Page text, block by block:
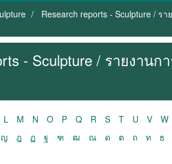
Research reports - Sculpture / ร
- Sculpture / รายงาน
L M N O P Q R S T U V W
ญ ฎ ฏ ฐ ฑ ฒ ณ ด ต ถ ท ธ